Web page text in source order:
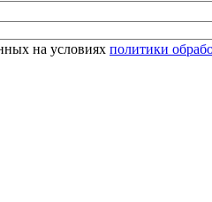
на условиях политики